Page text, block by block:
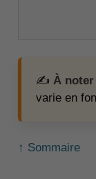
✍️ À noter
varie en
↑ Sommaire